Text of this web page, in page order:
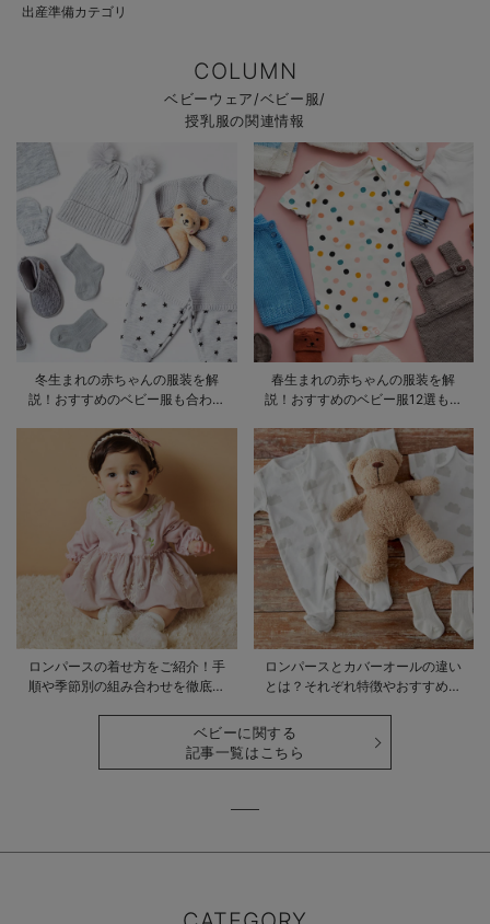
出産準備カテゴリ
COLUMN
ベビーウェア/ベビー服/
授乳服の関連情報
冬生まれの赤ちゃんの服装を解
説！おすすめのベビー服も合わせ
春生まれの赤ちゃんの服装を解
説！おすすめのベビー服12選も合
ロンパースの着せ方をご紹介！手
順や季節別の組み合わせを徹底解
ロンパースとカバーオールの違い
とは？それぞれ特徴やおすすめ商
ベビーに関する
記事一覧はこちら